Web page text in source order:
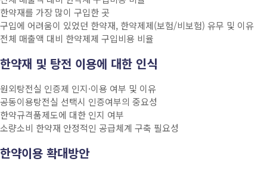
한약재를 가장 많이 구입한 곳
구입에 어려움이 있었던 한약재, 한약제제(보험/비보험) 유무 및 이유
전체 매출액 대비 한약제제 구입비용 비율
한약재 및 탕전 이용에 대한 인식
원외탕전실 인증제 인지·이용 여부 및 이유
공동이용탕전실 선택시 인증여부의 중요성
한약규격품제도에 대한 인지 여부
소량소비 한약재 안정적인 공급체계 구축 필요성
한약이용 확대방안